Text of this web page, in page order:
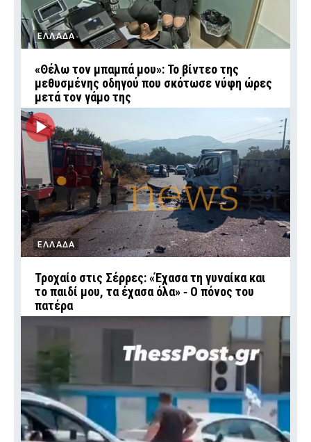
ΕΛΛΑΔΑ
«Θέλω τον μπαμπά μου»: Το βίντεο της
μεθυσμένης οδηγού που σκότωσε νύφη ώρες
μετά τον γάμο της
ΕΛΛΑΔΑ
Τροχαίο στις Σέρρες: «Έχασα τη γυναίκα και
το παιδί μου, τα έχασα όλα» ‑ Ο πόνος του
πατέρα